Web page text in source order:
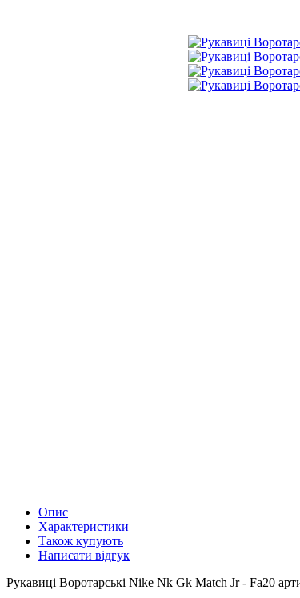
Опис
Характеристики
Також купують
Написати відгук
Рукавиці Воротарські Nike Nk Gk Match Jr - Fa20